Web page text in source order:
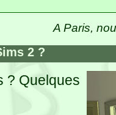
A Paris,
2 ?
? Quelques